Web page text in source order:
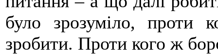
було зрозуміло, проти
зробити. Проти кого ж